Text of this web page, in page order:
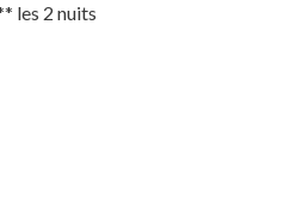
les 2 nuits